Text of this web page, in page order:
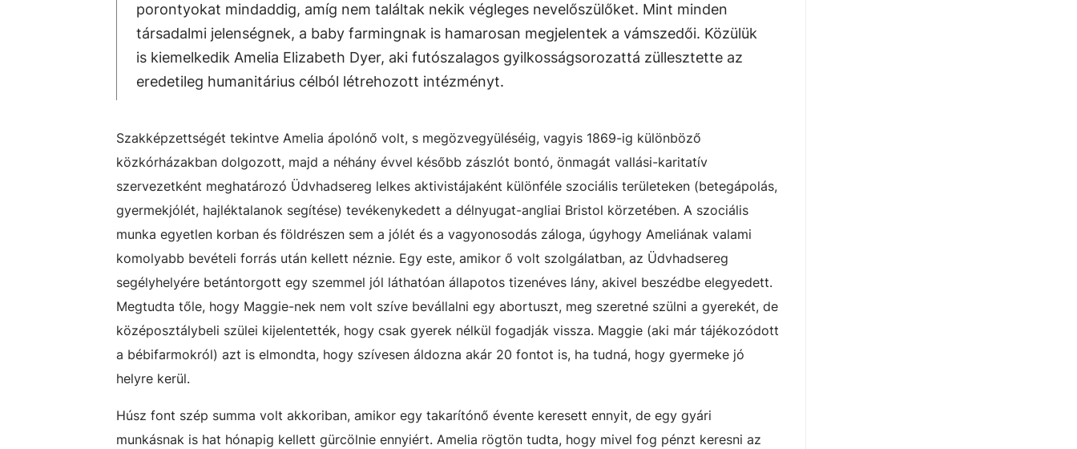
porontyokat mindaddig, amíg nem találtak nekik végleges nevelőszülőket. Mint minden
társadalmi jelenségnek, a baby farmingnak is hamarosan megjelentek a vámszedői. Közülük
is kiemelkedik Amelia Elizabeth Dyer, aki futószalagos gyilkosságsorozattá züllesztette az
eredetileg humanitárius célból létrehozott intézményt.
Szakképzettségét tekintve Amelia ápolónő volt, s megözvegyüléséig, vagyis 1869-ig különböző
közkórházakban dolgozott, majd a néhány évvel később zászlót bontó, önmagát vallási-karitatív
szervezetként meghatározó Üdvhadsereg lelkes aktivistájaként különféle szociális területeken (betegápolás,
gyermekjólét, hajléktalanok segítése) tevékenykedett a délnyugat-angliai Bristol körzetében. A szociális
munka egyetlen korban és földrészen sem a jólét és a vagyonosodás záloga, úgyhogy Ameliának valami
komolyabb bevételi forrás után kellett néznie. Egy este, amikor ő volt szolgálatban, az Üdvhadsereg
segélyhelyére betántorgott egy szemmel jól láthatóan állapotos tizenéves lány, akivel beszédbe elegyedett.
Megtudta tőle, hogy Maggie-nek nem volt szíve bevállalni egy abortuszt, meg szeretné szülni a gyerekét, de
középosztálybeli szülei kijelentették, hogy csak gyerek nélkül fogadják vissza. Maggie (aki már tájékozódott
a bébifarmokról) azt is elmondta, hogy szívesen áldozna akár 20 fontot is, ha tudná, hogy gyermeke jó
helyre kerül.
Húsz font szép summa volt akkoriban, amikor egy takarítónő évente keresett ennyit, de egy gyári
munkásnak is hat hónapig kellett gürcölnie ennyiért. Amelia rögtön tudta, hogy mivel fog pénzt keresni az